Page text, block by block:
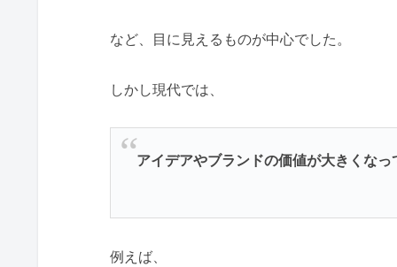
など、目に見えるものが中心でした。
しかし現代では、
アイデアやブランドの価値が大きくなっ
例えば、